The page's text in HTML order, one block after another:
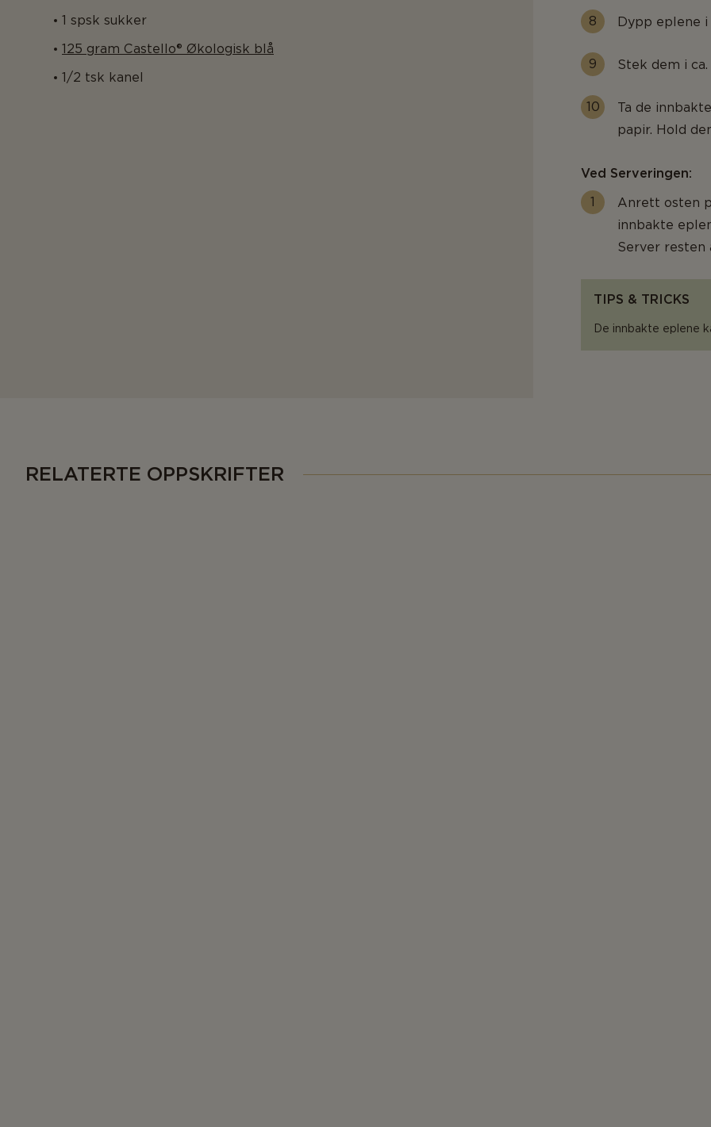
1 spsk sukker
125 gram Castello® Økologisk blå
1/2 tsk kanel
Dypp eplene i
Stek dem i
Ta de
papir. Hold
Ved Serveringen:
Anrett osten
innbakte
Server resten
TIPS & TRICKS
De innbakte eplene
RELATERTE OPPSKRIFTER